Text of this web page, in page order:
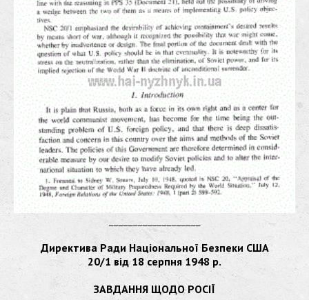
___________________
Директива Ради Національної Безпеки США
20/1 від 18 серпня 1948 р.
ЗАВДАННЯ ЩОДО РОСІЇ